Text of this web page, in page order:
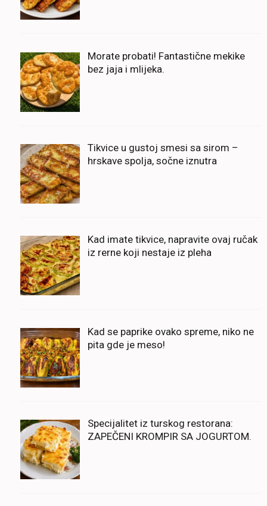
Morate probati! Fantastične mekike
bez jaja i mlijeka.
Tikvice u gustoj smesi sa sirom –
hrskave spolja, sočne iznutra
Kad imate tikvice, napravite ovaj ručak
iz rerne koji nestaje iz pleha
Kad se paprike ovako spreme, niko ne
pita gde je meso!
Specijalitet iz turskog restorana:
ZAPEČENI KROMPIR SA JOGURTOM.